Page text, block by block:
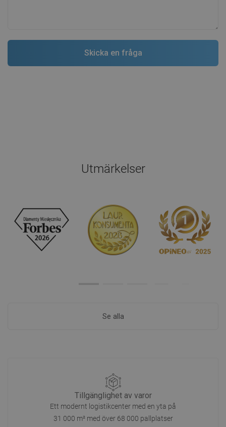
Utmärkelser
Se alla
Tillgänglighet av varor
Ett modernt logistikcenter med en yta på
31 000 m² med över 68 000 pallplatser